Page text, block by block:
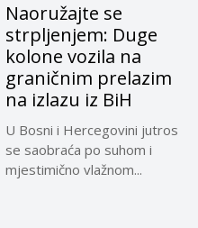
Naoružajte se
strpljenjem: Duge
kolone vozila na
graničnim prelazim
na izlazu iz BiH
U Bosni i Hercegovini jutros
se saobraća po suhom i
mjestimično vlažnom...